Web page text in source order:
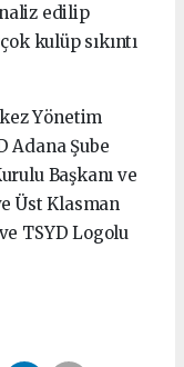
edilip
kulüp sıkıntı
Yönetim
Adana Şube
Başkanı ve
Üst Klasman
TSYD Logolu